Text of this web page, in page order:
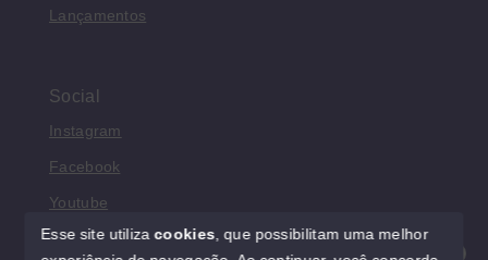
Lançamentos
Social
Instagram
Facebook
Youtube
Esse site utilizacookies , que possibilitam uma melhor